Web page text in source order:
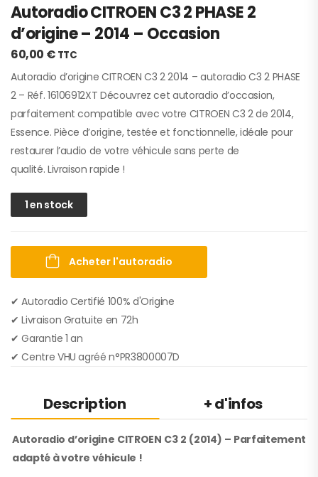
Autoradio CITROEN C3 2 PHASE 2
d’origine – 2014 – Occasion
60,00 € TTC
Autoradio d’origine CITROEN C3 2 2014 – autoradio C3 2 PHASE
2 – Réf. 16106912XT Découvrez cet autoradio d’occasion,
parfaitement compatible avec votre CITROEN C3 2 de 2014,
Essence. Pièce d’origine, testée et fonctionnelle, idéale pour
restaurer l’audio de votre véhicule sans perte de
qualité. Livraison rapide !
1 en stock
Acheter l'autoradio
✔ Autoradio Certifié 100% d'Origine
✔︎ Livraison Gratuite en 72h
✔︎ Garantie 1 an
✔︎ Centre VHU agréé n°PR3800007D
Description + d'infos
Autoradio d’origine CITROEN C3 2 (2014) – Parfaitement
adapté à votre véhicule !